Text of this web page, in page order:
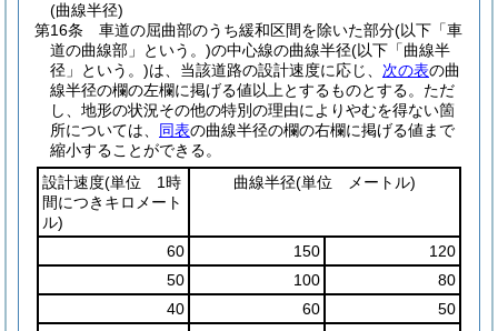
(曲線半径)
第16条
車道の屈曲部のうち緩和区間を除いた部分(以下「車
道の曲線部」という。)の中心線の曲線半径(以下「曲線半
径」という。)は、当該道路の設計速度に応じ、 次の表の曲
線半径の欄の左欄に掲げる値以上とするものとする。 ただ
し、地形の状況その他の特別の理由によりやむを得ない箇
所については、 同表の曲線半径の欄の右欄に掲げる値まで
縮小することができる。
設計速度(単位 1時
間につきキロメート
ル)
曲線半径(単位 メートル)
60 150
120
50
100
80
40
60
50